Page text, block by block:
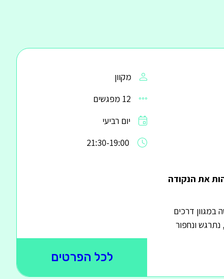
את הנקודה
במגוון דרכים
ונחפור
מקוון
12 מפגשים
יום רביעי
21:30-19:00
לכל הפרטים